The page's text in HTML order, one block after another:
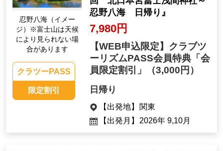
忍野八海（イメー
ジ）※富士山は天候
により見られない場
合があります
クラツーPASS
限定割引
忍野八海 日帰り』
7,980円
【WEB申込限定】クラブツ
ーリズムPASS会員特典「会
員限定割引」
（3,000円）
日帰り
【出発地】 関東
【出発月】 2026年 9,10月